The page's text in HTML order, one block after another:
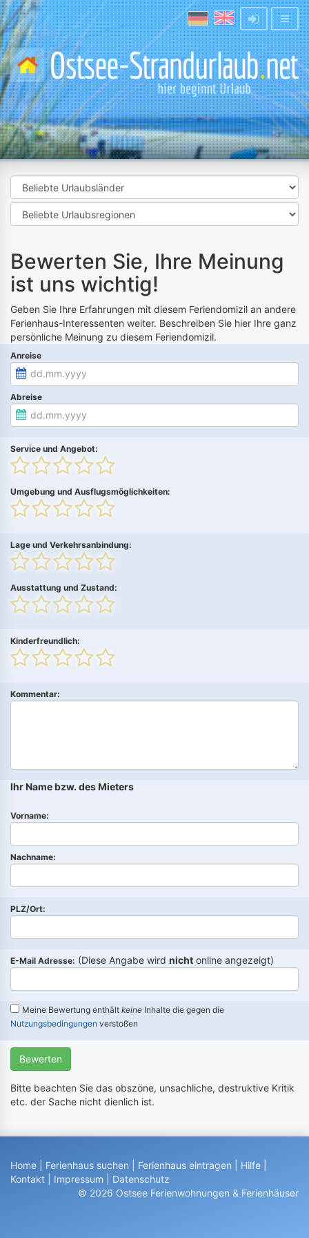
Bewerten Sie, Ihre Meinung
ist uns wichtig!
Geben Sie Ihre Erfahrungen mit diesem Feriendomizil an andere
Ferienhaus-Interessenten weiter. Beschreiben Sie hier Ihre ganz
persönliche Meinung zu diesem Feriendomizil.
Anreise
Abreise
Service und Angebot:
Umgebung und Ausflugsmöglichkeiten:
Lage und Verkehrsanbindung:
Ausstattung und Zustand:
Kinderfreundlich:
Kommentar:
Ihr Name bzw. des Mieters
Vorname:
Nachname:
PLZ/Ort:
E-Mail Adresse: (Diese Angabe wird nicht online angezeigt)
Meine Bewertung enthält keine Inhalte die gegen die
Nutzungsbedingungen verstoßen
Bewerten
Bitte beachten Sie das obszöne, unsachliche, destruktive Kritik
etc. der Sache nicht dienlich ist.
Home Ferienhaus suchen Ferienhaus eintragen Hilfe
Kontakt
Impressum
Datenschutz
© 2026 Ostsee Ferienwohnungen & Ferienhäuser